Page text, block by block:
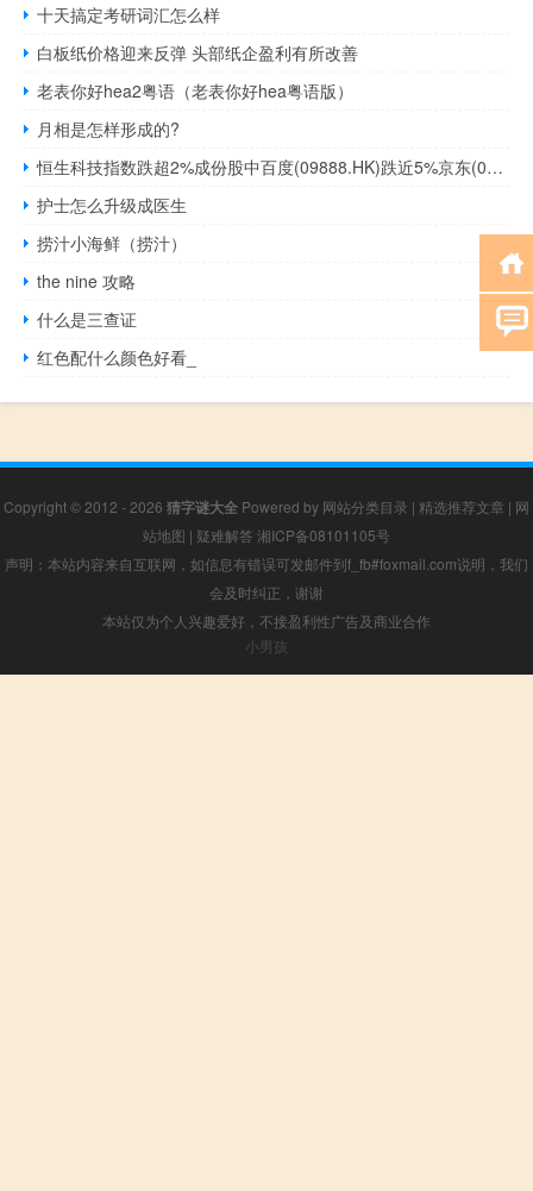
十天搞定考研词汇怎么样
白板纸价格迎来反弹 头部纸企盈利有所改善
老表你好hea2粤语（老表你好hea粤语版）
月相是怎样形成的?
恒生科技指数跌超2%成份股中百度(09888.HK)跌近5%京东(09618.HK)、哔哩哔哩(09626.HK)跌超3%美团(03690.HK)跌超2%
护士怎么升级成医生
捞汁小海鲜（捞汁）
the nine 攻略
什么是三查证
红色配什么颜色好看_
Copyright © 2012 - 2026 猜字谜大全 Powered by 网站分类目录 | 精选推荐文章 | 网
站地图 | 疑难解答 湘ICP备08101105号
声明：本站内容来自互联网，如信息有错误可发邮件到f_fb#foxmail.com说明，我们
会及时纠正，谢谢
本站仅为个人兴趣爱好，不接盈利性广告及商业合作
小男孩